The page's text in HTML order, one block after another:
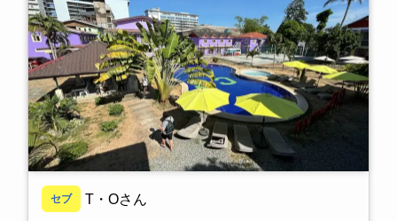
セブ T・Oさん